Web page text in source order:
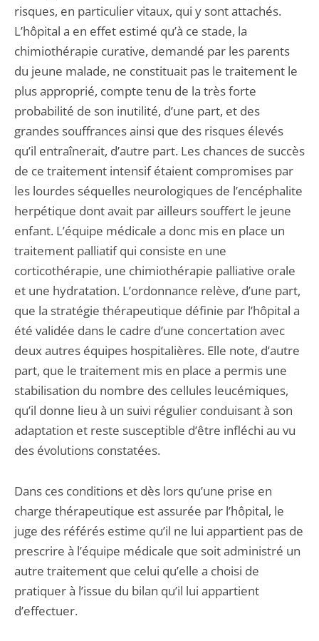
risques, en particulier vitaux, qui y sont attachés.
L’hôpital a en effet estimé qu’à ce stade, la
chimiothérapie curative, demandé par les parents
du jeune malade, ne constituait pas le traitement le
plus approprié, compte tenu de la très forte
probabilité de son inutilité, d’une part, et des
grandes souffrances ainsi que des risques élevés
qu’il entraînerait, d’autre part. Les chances de succès
de ce traitement intensif étaient compromises par
les lourdes séquelles neurologiques de l’encéphalite
herpétique dont avait par ailleurs souffert le jeune
enfant. L’équipe médicale a donc mis en place un
traitement palliatif qui consiste en une
corticothérapie, une chimiothérapie palliative orale
et une hydratation. L’ordonnance relève, d’une part,
que la stratégie thérapeutique définie par l’hôpital a
été validée dans le cadre d’une concertation avec
deux autres équipes hospitalières. Elle note, d’autre
part, que le traitement mis en place a permis une
stabilisation du nombre des cellules leucémiques,
qu’il donne lieu à un suivi régulier conduisant à son
adaptation et reste susceptible d’être infléchi au vu
des évolutions constatées.
Dans ces conditions et dès lors qu’une prise en
charge thérapeutique est assurée par l’hôpital, le
juge des référés estime qu’il ne lui appartient pas de
prescrire à l’équipe médicale que soit administré un
autre traitement que celui qu’elle a choisi de
pratiquer à l’issue du bilan qu’il lui appartient
d’effectuer.